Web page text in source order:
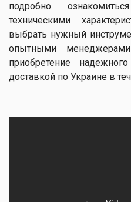
подробно
техническими
выбрать нужный
опытными
приобретение
доставкой по Украине в